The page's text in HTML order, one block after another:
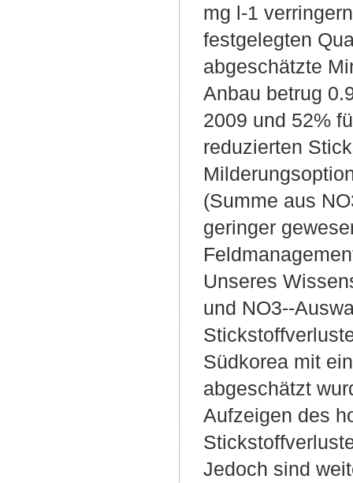
mg l-1
festgelegten
abgeschätzte
Anbau betrug
2009 und 52%
reduzierten
(Summe aus
geringer
Unseres
und NO3--
Südkorea mit
abgeschätzt
Aufzeigen des
Jedoch sind